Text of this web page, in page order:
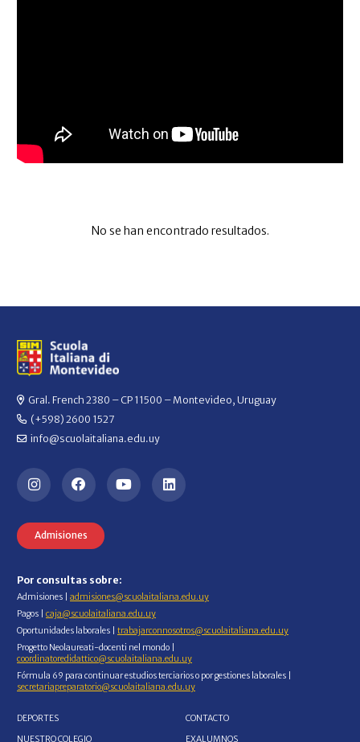
No se han encontrado resultados.
Gral. French 2380 – CP 11500 – Montevideo, Uruguay
(+598) 2600 1527
info@scuolaitaliana.edu.uy
Admisiones
Por consultas sobre:
Admisiones | admisiones@scuolaitaliana.edu.uy
Pagos | caja@scuolaitaliana.edu.uy
Oportunidades laborales | trabajarconnosotros@scuolaitaliana.edu.uy
Progetto Neolaureati-docenti nel mondo |
coordinatoredidattico@scuolaitaliana.edu.uy
Fórmula 69 para continuar estudios terciarios o por gestiones laborales |
secretariapreparatorio@scuolaitaliana.edu.uy
DEPORTES
NUESTRO COLEGIO
CONTACTO
EXALUMNOS